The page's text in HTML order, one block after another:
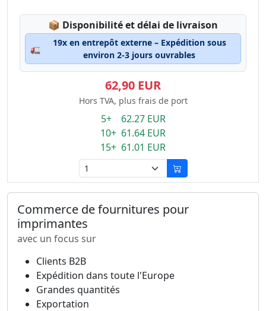
📦 Lagerstatus:
Disponibilité et délai de livraison
🚛
19x en entrepôt externe – Expédition sous
environ 2-3 jours ouvrables
62,90 EUR
Hors TVA, plus frais de port
5+ 62.27 EUR
10+ 61.64 EUR
15+ 61.01 EUR
Commerce de fournitures pour
imprimantes
avec un focus sur
Clients B2B
Expédition dans toute l'Europe
Grandes quantités
Exportation